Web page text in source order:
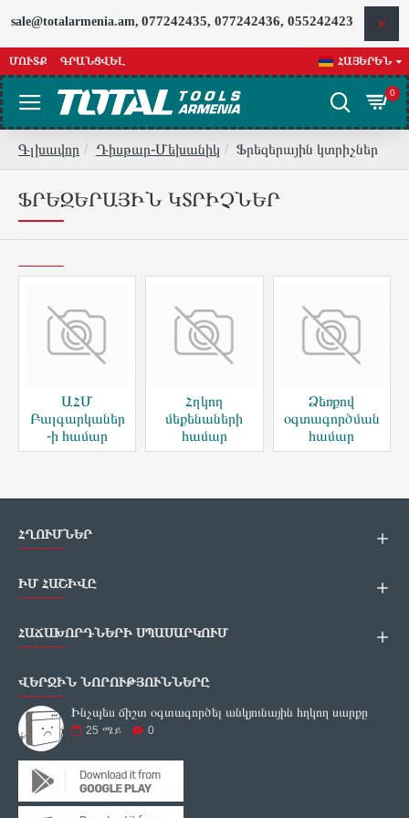
sale@totalarmenia.am, 077242435, 077242436, 055242423
ՄՈՒՏՔ ԳՐԱՆՑՎԵԼ ՀԱՅԵՐԵՆ
0
Գլխավոր Դիսթար-Մեխանիկ Ֆրեզերային կտրիչներ
ՖՐԵԶԵՐԱՅԻՆ ԿՏՐԻՉՆԵՐ
ԱՀՄ
Բալգարկաներ
-ի համար
Հղկող
մեքենաների
համար
Ձեռքով
օգտագործման
համար
ՀՂՈՒՄՆԵՐ
ԻՄ ՀԱՇԻՎԸ
ՀԱՃԱԽՈՐԴՆԵՐԻ ՍՊԱՍԱՐԿՈՒՄ
ՎԵՐՋԻՆ ՆՈՐՈՒԹՅՈՒՆՆԵՐԸ
Ինչպես ճիշտ օգտագործել անկյունային հղկող սարքը
25 ሜይ 0